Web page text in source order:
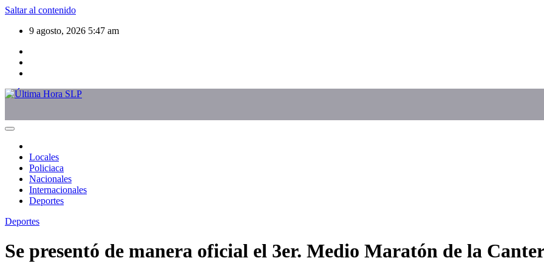
Saltar al contenido
9 agosto, 2026 5:47 am
Locales
Policiaca
Nacionales
Internacionales
Deportes
Deportes
Se presentó de manera oficial el 3er. Medio Maratón de la